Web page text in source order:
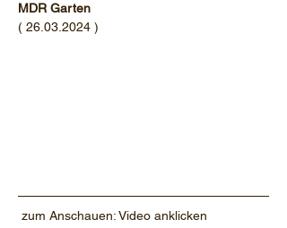
MDR Garten
( 26.03.2024 )
zum Anschauen: Video anklicken